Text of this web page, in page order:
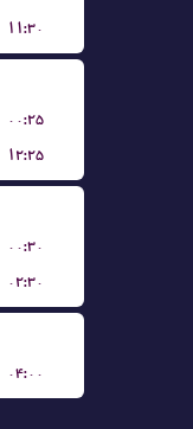
۱۱:۳۰
۰۰:۲۵
۱۲:۲۵
۰۰:۳۰
۰۲:۳۰
۰۴:۰۰